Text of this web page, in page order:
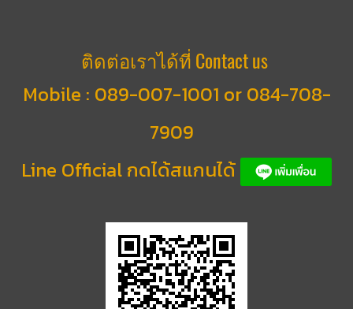
ติดต่อเราได้ที่ Contact us
Mobile : 089-007-1001 or 084-708-
7909
Line Official กดได้สแกนได้